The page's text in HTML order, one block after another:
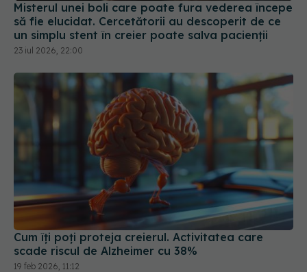
Misterul unei boli care poate fura vederea începe
să fie elucidat. Cercetătorii au descoperit de ce
un simplu stent în creier poate salva pacienții
23 iul 2026, 22:00
Cum îți poți proteja creierul. Activitatea care
scade riscul de Alzheimer cu 38%
19 feb 2026, 11:12